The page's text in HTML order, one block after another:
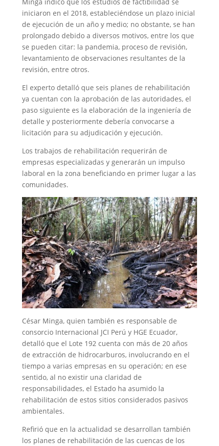
iniciaron en el 2018, estableciéndose un plazo inicial
de ejecución de un año y medio; no obstante, se han
prolongado debido a diversos motivos, entre los que
se pueden citar: la pandemia, proceso de revisión,
levantamiento de observaciones resultantes de la
revisión, entre otros.
El experto detalló que seis planes de rehabilitación
ya cuentan con la aprobación de las autoridades, el
paso siguiente es la elaboración de la ingeniería de
detalle y posteriormente debería convocarse a
licitación para su adjudicación y ejecución.
Los trabajos de rehabilitación requerirán de
empresas especializadas y generarán un impulso
laboral en la zona beneficiando en primer lugar a las
comunidades.
César Minga, quien también es responsable de
consorcio Internacional JCI Perú y HGE Ecuador,
detalló que el Lote 192 cuenta con más de 20 años
de extracción de hidrocarburos, involucrando en el
tiempo a varias empresas en su operación; en ese
sentido, al no existir una claridad de
responsabilidades, el Estado ha asumido la
rehabilitación de estos sitios considerados pasivos
ambientales.
Refirió que en la actualidad se desarrollan también
los planes de rehabilitación de las cuencas de los